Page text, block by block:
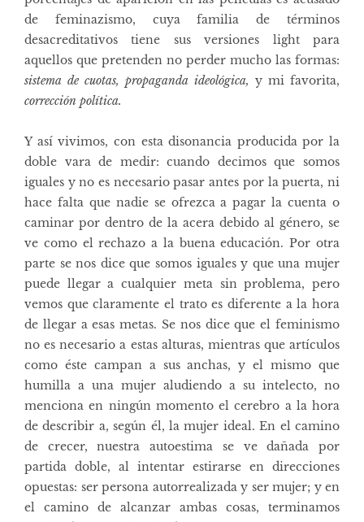
de feminazismo, cuya familia de términos
desacreditativos tiene sus versiones light para
aquellos que pretenden no perder mucho las formas:
sistema de cuotas, propaganda ideológica, y mi favorita,
corrección política.
Y así vivimos, con esta disonancia producida por la
doble vara de medir: cuando decimos que somos
iguales y no es necesario pasar antes por la puerta, ni
hace falta que nadie se ofrezca a pagar la cuenta o
caminar por dentro de la acera debido al género, se
ve como el rechazo a la buena educación. Por otra
parte se nos dice que somos iguales y que una mujer
puede llegar a cualquier meta sin problema, pero
vemos que claramente el trato es diferente a la hora
de llegar a esas metas. Se nos dice que el feminismo
no es necesario a estas alturas, mientras que artículos
como éstecampan a sus anchas, y el mismo que
humilla a una mujer aludiendo a su intelecto, no
menciona en ningún momento el cerebro a la hora
de describir a, según él, la mujer ideal. En el camino
de crecer, nuestra autoestima se ve dañada por
partida doble, al intentar estirarse en direcciones
opuestas: ser persona autorrealizada y ser mujer; y en
el camino de alcanzar ambas cosas, terminamos